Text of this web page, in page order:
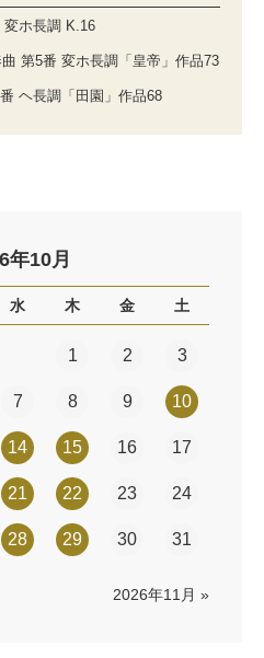
変ホ長調 K.16
第5番 変ホ長調「皇帝」作品73
ヘ長調「田園」作品68
年10月
水 木 金 土
1 2 3
7 8 9 10
14 15 16 17
21 22 23 24
28 29 30 31
2026年11月 »